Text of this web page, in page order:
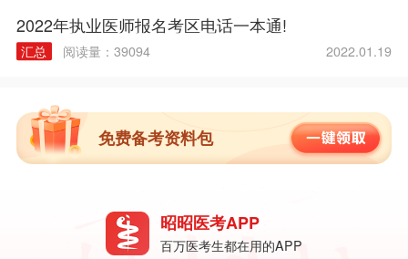
2022年执业医师报名考区电话一本通!
汇总 阅读量：39094 2022.01.19
免费备考资料包
昭昭医考APP
百万医考生都在用的APP